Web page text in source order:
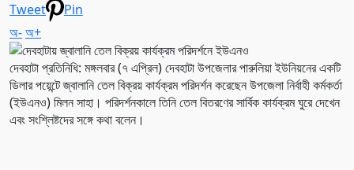
Tweet
Pin
অ-অ+
দেবহাটা প্রতিনিধি: মঙ্গলবার (৭ এপ্রিল) দেবহাটা উপজেলার পারুলিয়া ইউনিয়নের একটি
ডিলার পয়েন্টে জ্বালানি তেল বিক্রয় কার্যক্রম পরিদর্শন করেছেন উপজেলা নির্বাহী কর্মকর্তা
(ইউএনও) মিলন সাহা। পরিদর্শনকালে তিনি তেল বিতরণের সার্বিক কার্যক্রম ঘুরে দেখেন
এবং সংশ্লিষ্টদের সঙ্গে কথা বলেন।